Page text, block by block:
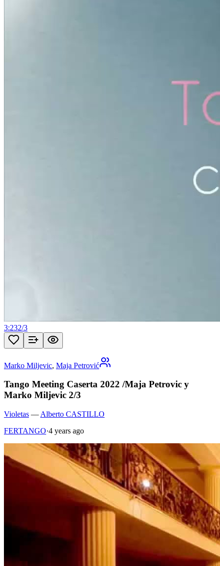
3:232/3
Marko Miljevic, Maja Petrović
Tango Meeting Caserta 2022 /Maja Petrovic y
Marko Miljevic 2/3
Violetas — Alberto CASTILLO
FERTANGO·4 years ago